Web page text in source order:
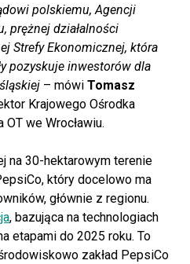
polskiemu, Agencji
prężnej działalności
Strefy Ekonomicznej, która
pozyskuje inwestorów dla
– mówi Tomasz
Krajowego Ośrodka
we Wrocławiu.
na 30-hektarowym terenie
który docelowo ma
głównie z regionu.
, bazująca na technologiach
etapami do 2025 roku. To
zakład PepsiCo